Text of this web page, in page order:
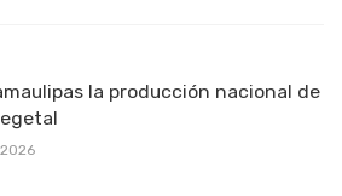
la producción nacional de